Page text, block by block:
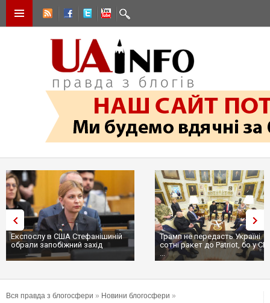
Експослу в США Стефанішиній
обрали запобіжний захід
Трамп не передасть Україні
сотні ракет до Patriot, бо у
...
Вся правда з блогосфери » Новини блогосфери »